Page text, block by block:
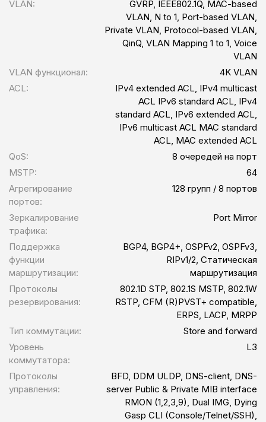
VLAN:
GVRP, IEEE802.1Q, MAC-based
VLAN, N to 1, Port-based VLAN,
Private VLAN, Protocol-based VLAN,
QinQ, VLAN Mapping 1 to 1, Voice
VLAN
VLAN функционал:
4K VLAN
ACL:
IPv4 extended ACL, IPv4 multicast
ACL IPv6 standard ACL, IPv4
standard ACL, IPv6 extended ACL,
IPv6 multicast ACL MAC standard
ACL, MAC extended ACL
QoS:
8 очередей на порт
MSTP:
64
Агрегирование
портов:
128 групп / 8 портов
Зеркалирование
трафика:
Port Mirror
Поддержка
функции
маршрутизации:
BGP4, BGP4+, OSPFv2, OSPFv3,
RIPv1/2, Статическая
маршрутизация
Протоколы
резервирования:
802.1D STP, 802.1S MSTP, 802.1W
RSTP, CFM (R)PVST+ compatible,
ERPS, LACP, MRPP
Тип коммутации:
Store and forward
Уровень
коммутатора:
L3
Протоколы
управления:
BFD, DDM ULDP, DNS-client, DNS-
server Public & Private MIB interface
RMON (1,2,3,9), Dual IMG, Dying
Gasp CLI (Console/Telnet/SSH),